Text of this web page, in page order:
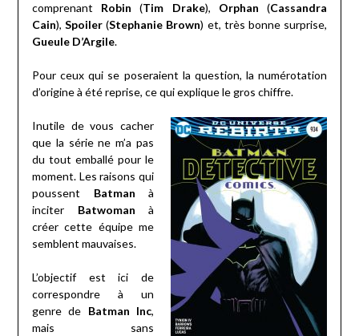
comprenant Robin (Tim Drake), Orphan (Cassandra
Cain), Spoiler(Stephanie Brown) et, très bonne surprise,
Gueule D’Argile.
Pour ceux qui se poseraient la question, la numérotation
d’origine à été reprise, ce qui explique le gros chiffre.
Inutile de vous cacher
que la série ne m’a pas
du tout emballé pour le
moment. Les raisons qui
poussent Batman à
inciter Batwoman à
créer cette équipe me
semblent mauvaises.
L’objectif est ici de
correspondre à un
genre de Batman Inc,
mais sans